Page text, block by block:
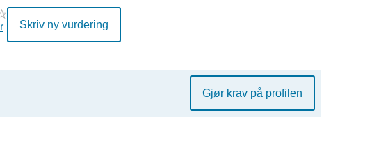
Skriv ny vurdering
Gjør krav på profilen